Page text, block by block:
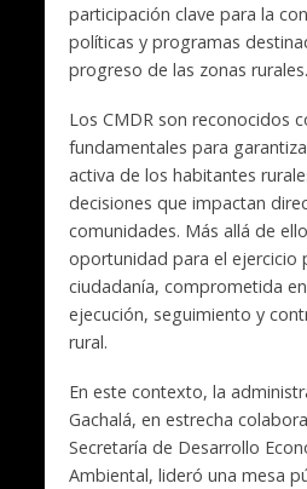
participación clave para la
políticas y programas
progreso de las zonas rurales.
Los CMDR son reconocidos
fundamentales para
activa de los habitantes
decisiones que impactan
comunidades. Más allá de
oportunidad para el ejercicio
ciudadanía, comprometida
ejecución, seguimiento y
rural.
En este contexto, la
Gachalá, en estrecha
Secretaría de Desarrollo
Ambiental, lideró una mesa